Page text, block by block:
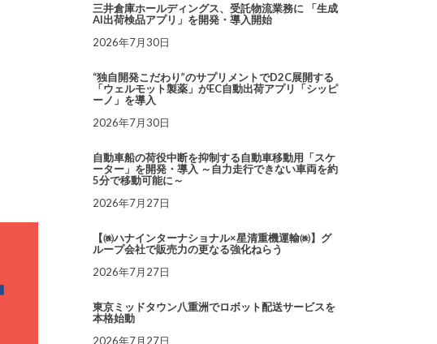
三井倉庫ホールディングス、受託物流業務に 「生成
AI出荷検品アプリ」を開発・導入開始
2026年7月30日
“独自開発こだわり”のサプリメントでD2C展開する
「ウェルモット製薬」がEC自動出荷アプリ「シッピ
ーノ」を導入
2026年7月30日
自動車船の荷役中断を抑制する自動車移動用「スケ
ーター」を開発・導入 ～自力走行できない車両を約
5分で移動可能に～
2026年7月27日
【㈱ハナインターナショナル×星清重機運輸㈱】グ
ループ会社で販売力の更なる強化ねらう
2026年7月27日
東京ミッドタウン八重洲でロボット配送サービスを
本格始動
2026年7月27日